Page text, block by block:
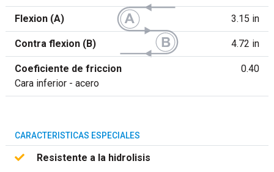
Flexion (A) 3.15 in
Contra flexion (B) 4.72 in
Coeficiente de friccion
Cara inferior - acero
0.40
CARACTERISTICAS ESPECIALES
Resistente a la hidrolisis